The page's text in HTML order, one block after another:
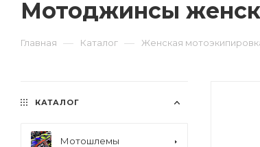
Мотоджинсы
Главная — Каталог — Женская
КАТАЛОГ
Мотошлемы